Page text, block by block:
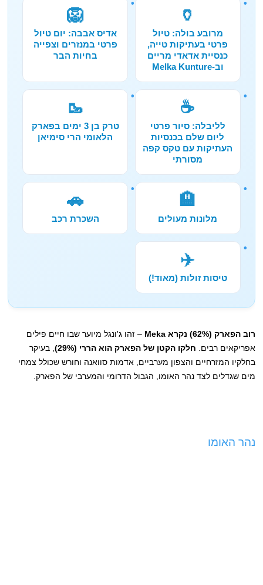
🏺
מרובע בולה: טיול
פרטי בעתיקות טייה,
כנסיית אדאדי מריים
וב-Melka Kunture
🦁
אדיס אבבה: יום טיול
פרטי במנזרים וצפייה
בחיות הבר
☕
לליבלה: סיור פרטי
ליום שלם בכנסיות
העתיקות עם טקס קפה
מסורתי
🥾
טרק בן 3 ימים בפארק
הלאומי הרי סימיאן
🏨
מלונות מעולים
🚗
השכרת רכב
✈️
טיסות זולות (מאוד!)
רוב הפארק (62%) נקרא Meka
– זהו ג'ונגל מיוער שבו חיים פילים
אפריקאים רבים. חלקו הקטן של הפארק הוא הררי (29%)
, בעיקר
בחלקיו המזרחיים והצפון מערביים, אדמות סוואנה וחורש שכולל צמחי
מים שגדלים לצד נהר האומו, הגבול הדרומי והמערבי של הפארק.
נהר האומו